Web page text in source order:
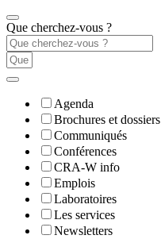
Que cherchez-vous ?
Agenda
Brochures et dossiers
Communiqués
Conférences
CRA-W info
Emplois
Laboratoires
Les services
Newsletters